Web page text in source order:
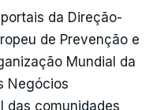
da Direção-
de Prevenção e
Mundial da
Negócios
das comunidades